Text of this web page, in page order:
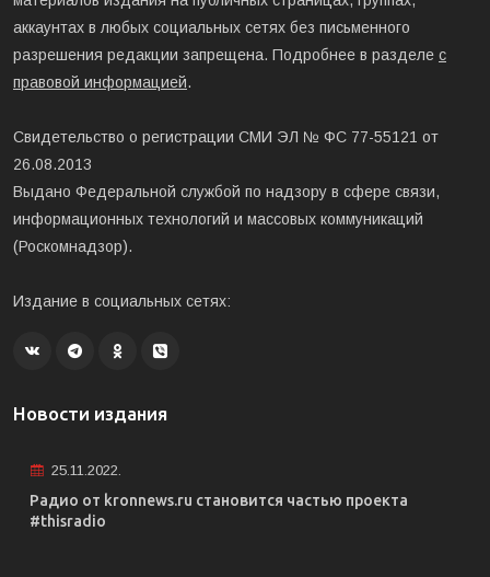
аккаунтах в любых социальных сетях без письменного
разрешения редакции запрещена. Подробнее в разделе с
правовой информацией.
Свидетельство о регистрации СМИ ЭЛ № ФС 77-55121 от
26.08.2013
Выдано Федеральной службой по надзору в сфере связи,
информационных технологий и массовых коммуникаций
(Роскомнадзор).
Издание в социальных сетях:
Новости издания
25.11.2022.
Радио от kronnews.ru становится частью проекта
#thisradio